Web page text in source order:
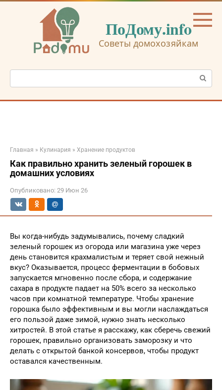
Перейти
ПоДому.info
Советы домохозяйкам
Поиск:
Главная » Кулинария » Хранение продуктов
Как правильно хранить зеленый горошек в
домашних условиях
Опубликовано: 29 Июн 26
Вы когда-нибудь задумывались, почему сладкий
зеленый горошек из огорода или магазина уже через
день становится крахмалистым и теряет свой нежный
вкус? Оказывается, процесс ферментации в бобовых
запускается мгновенно после сбора, и содержание
сахара в продукте падает на 50% всего за несколько
часов при комнатной температуре. Чтобы хранение
горошка было эффективным и вы могли наслаждаться
его пользой даже зимой, нужно знать несколько
хитростей. В этой статье я расскажу, как сберечь свежий
горошек, правильно организовать заморозку и что
делать с открытой банкой консервов, чтобы продукт
оставался качественным.